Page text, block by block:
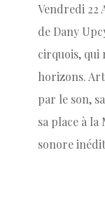
Vendredi 22
de Dany
cirquois, qui
horizons.
par le son,
sa place à
sonore